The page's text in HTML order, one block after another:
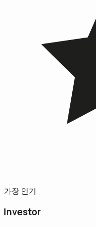
가장 인기
Investor